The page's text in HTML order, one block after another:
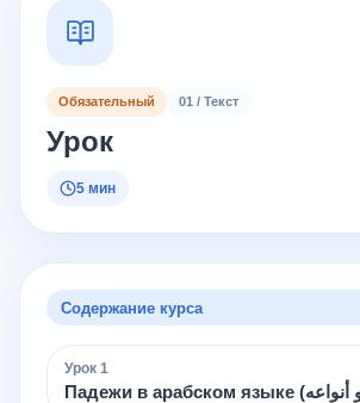
Обязательный 01 / Текст
Урок
5 мин
Содержание курса
Урок 1